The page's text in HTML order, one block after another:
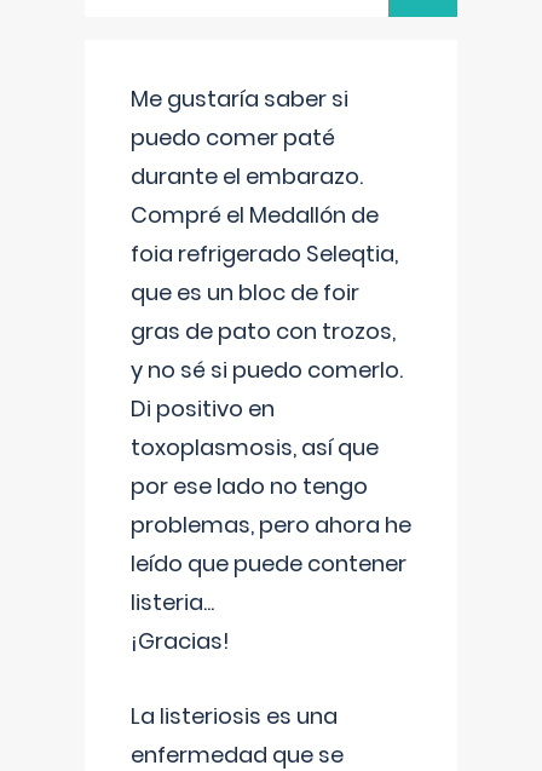
Me gustaría saber si
puedo comer paté
durante el embarazo.
Compré el Medallón de
foia refrigerado Seleqtia,
que es un bloc de foir
gras de pato con trozos,
y no sé si puedo comerlo.
Di positivo en
toxoplasmosis, así que
por ese lado no tengo
problemas, pero ahora he
leído que puede contener
listeria...
¡Gracias!
La listeriosis es una
enfermedad que se